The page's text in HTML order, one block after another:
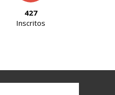
427
Inscritos